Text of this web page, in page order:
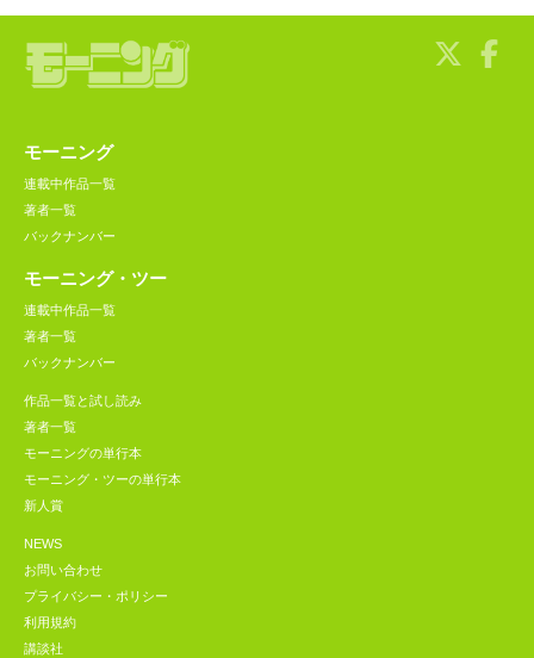
モーニング
連載中作品一覧
著者一覧
バックナンバー
モーニング・ツー
連載中作品一覧
著者一覧
バックナンバー
作品一覧と試し読み
著者一覧
モーニングの単行本
モーニング・ツーの単行本
新人賞
NEWS
お問い合わせ
プライバシー・ポリシー
利用規約
講談社